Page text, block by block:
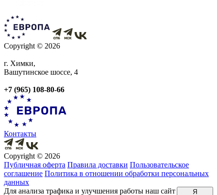
Copyright © 2026
г. Химки,
Вашутинское шоссе, 4
+7 (965) 108-80-66
Контакты
Copyright © 2026
Публичная оферта Правила доставки Пользовательское
соглашение Политика в отношении обработки персональных
данных
Для анализа трафика и улучшения работы наш сайт
Я